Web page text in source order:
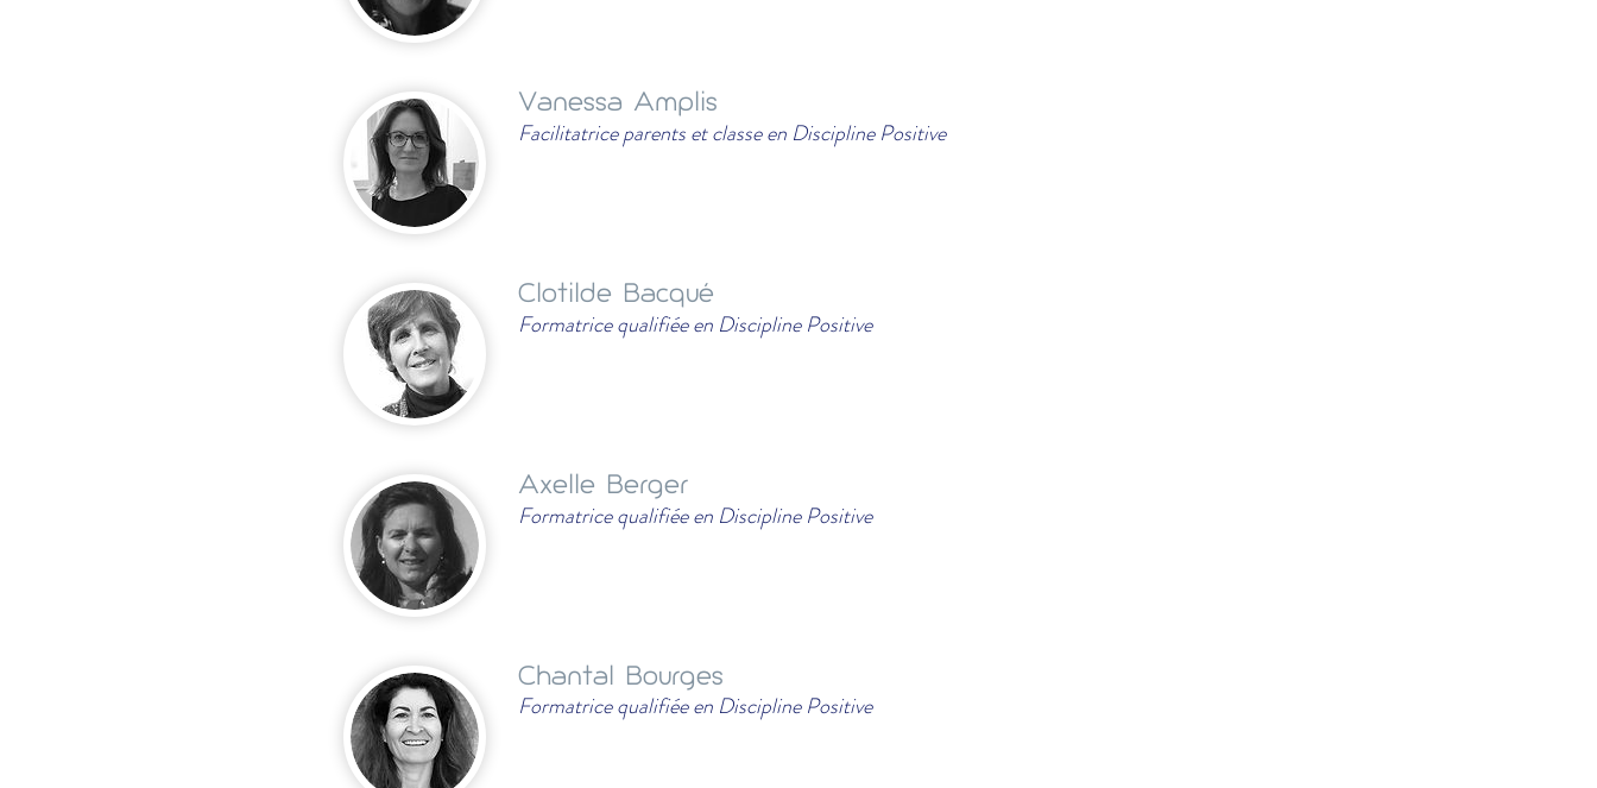
Vanessa Amplis
Facilitatrice parents et classe en Discipline Positive
Clotilde Bacqué
Formatrice qualifiée en Discipline Positive
Axelle Berger
Formatrice qualifiée en Discipline Positive
Chantal Bourges
Formatrice qualifiée en Discipline Positive